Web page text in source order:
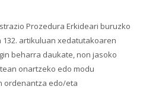
Prozedura Erkideari buruzko
artikuluan xedatutakoaren
beharra daukate, non jasoko
onartzeko edo modu
ordenantza edo/eta